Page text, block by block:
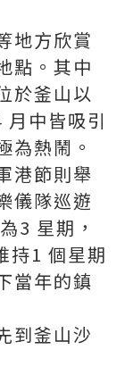
地方欣賞
點。其中
於釜山以
中皆吸引
為熱鬧。
港節則舉
儀隊巡遊
3 星期，
持1 個星期
當年的鎮
到釜山沙